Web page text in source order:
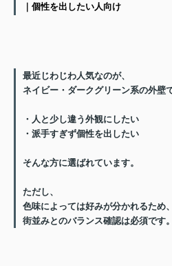
｜個性を出したい人向け
最近じわじわ人気なのが、
ネイビー・ダークグリーン系の外壁
・人と少し違う外観にしたい
・派手すぎず個性を出したい
そんな方に選ばれています。
ただし、
色味によっては好みが分かれるため、
街並みとのバランス確認は必須です。